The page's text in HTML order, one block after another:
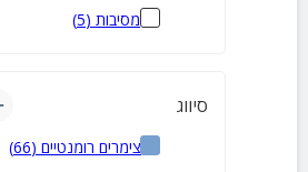
אליפלט (
1
כפר חנניה(
1
)
מסיבות (
5
)
סיווג
צימרים רומנטיים (
66
)